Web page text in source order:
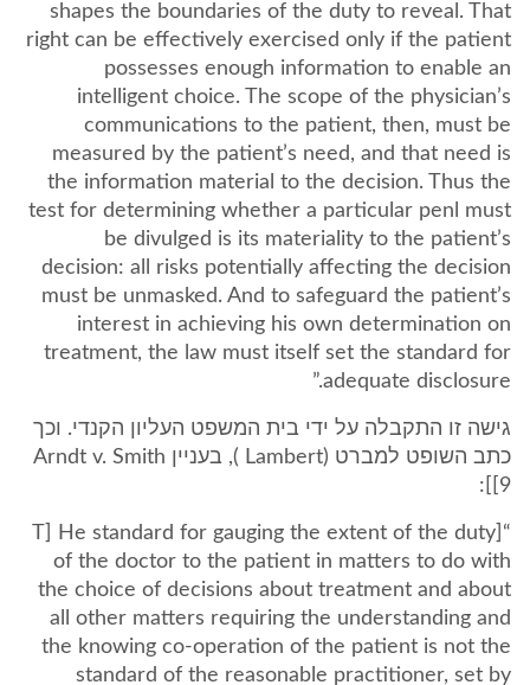
shapes the boundaries of the duty to reveal. That
right can be effectively exercised only if the patient
possesses enough information to enable an
intelligent choice. The scope of the physician’s
communications to the patient, then, must be
measured by the patient’s need, and that need is
the information material to the decision. Thus the
test for determining whether a particular penl must
be divulged is its materiality to the patient’s
decision: all risks potentially affecting the decision
must be unmasked. And to safeguard the patient’s
interest in achieving his own determination on
treatment, the law must itself set the standard for
adequate disclosure.”
גישה זו התקבלה על ידי בית המשפט העליון הקנדי. וכך
כתב השופט למברט (Lambert ), בעניין Arndt v. Smith
[9]:
“[T] He standard for gauging the extent of the duty
of the doctor to the patient in matters to do with
the choice of decisions about treatment and about
all other matters requiring the understanding and
the knowing co-operation of the patient is not the
standard of the reasonable practitioner, set by